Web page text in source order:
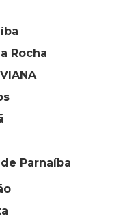
Rocha
VIANA
de Parnaíba